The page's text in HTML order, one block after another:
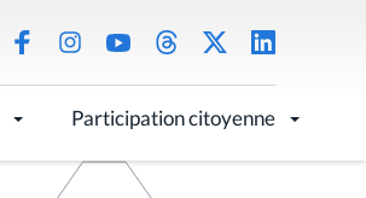
Participation citoyenne